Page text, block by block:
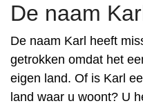
De naam
De naam Karl heeft
getrokken omdat het
eigen land. Of is Karl
land waar u woont? U